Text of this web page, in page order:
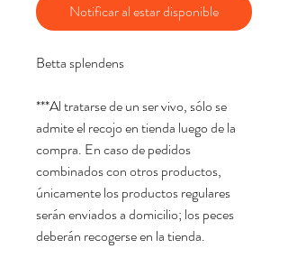
Notificar al estar disponible
Betta splendens
***Al tratarse de un ser vivo, sólo se
admite el recojo en tienda luego de la
compra. En caso de pedidos
combinados con otros productos,
únicamente los productos regulares
serán enviados a domicilio; los peces
deberán recogerse en la tienda.